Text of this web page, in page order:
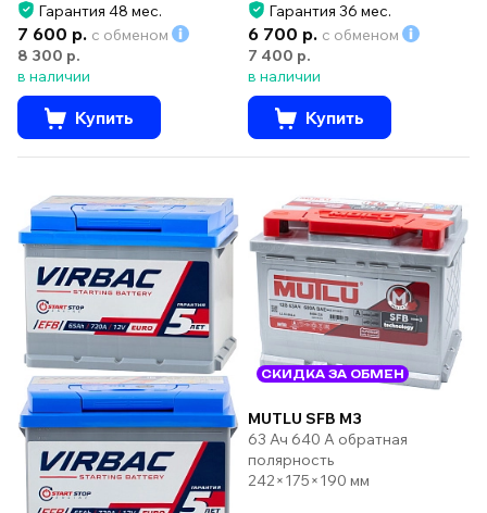
Гарантия 48 мес.
7 600 р. с обменом
8 300 р.
в наличии
Купить
Гарантия 36 мес.
6 700 р. с обменом
7 400 р.
в наличии
Купить
СКИДКА ЗА ОБМЕН
MUTLU SFB M3
63 Ач 640 А обратная
полярность
242×175×190 мм